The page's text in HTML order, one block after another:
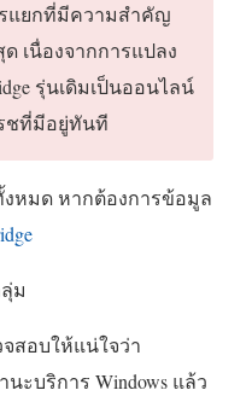
แยกที่มีความสำคัญ
เนื่องจากการแปลง
รุ่นเดิมเป็นออนไลน์
ชที่มีอยู่ทันที
หมด หากต้องการข้อมูล
ม
สอบให้แน่ใจว่า
ะบริการ Windows แล้ว